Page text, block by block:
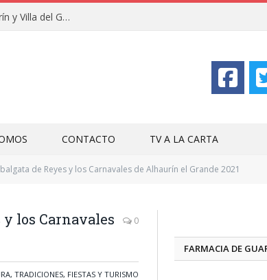
Clausuras de los campamentos de verano en Alhaurín y Villa del Guadalhorce 2026
CONTACTO TV A LA CARTA
de Reyes y los Carnavales de Alhaurín el Grande 2021
los Carnavales
0
TRADICIONES, FIESTAS Y TURISMO
FARMACIA DE